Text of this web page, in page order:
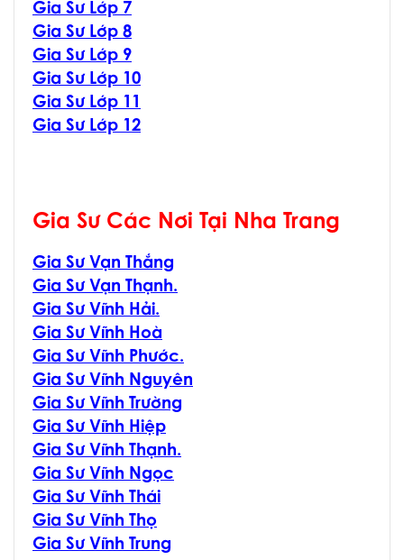
Gia Sư Lớp 7
Gia Sư Lớp 8
Gia Sư Lớp 9
Gia Sư Lớp 10
Gia Sư Lớp 11
Gia Sư Lớp 12
Gia Sư Các Nơi Tại Nha Trang
Gia Sư Vạn Thắng
Gia Sư Vạn Thạnh.
Gia Sư Vĩnh Hải.
Gia Sư Vĩnh Hoà
Gia Sư Vĩnh Phước.
Gia Sư Vĩnh Nguyên
Gia Sư Vĩnh Trường
Gia Sư Vĩnh Hiệp
Gia Sư Vĩnh Thạnh.
Gia Sư Vĩnh Ngọc
Gia Sư Vĩnh Thái
Gia Sư Vĩnh Thọ
Gia Sư Vĩnh Trung